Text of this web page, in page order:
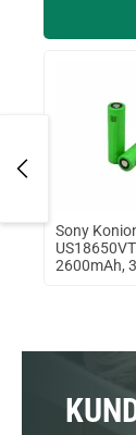
Sony
2600mAh,